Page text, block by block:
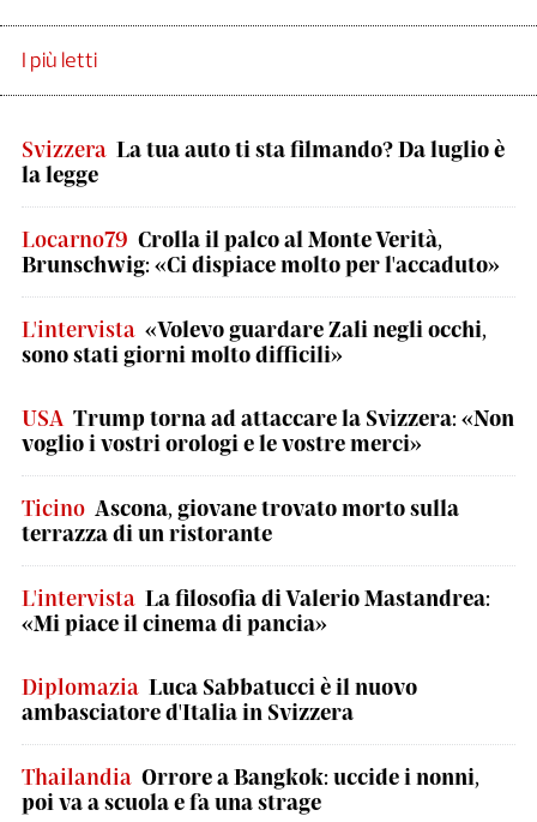
I più letti
Svizzera La tua auto ti sta filmando? Da luglio è
la legge
Locarno79 Crolla il palco al Monte Verità,
Brunschwig: «Ci dispiace molto per l'accaduto»
L'intervista «Volevo guardare Zali negli occhi,
sono stati giorni molto difficili»
USA Trump torna ad attaccare la Svizzera: «Non
voglio i vostri orologi e le vostre merci»
Ticino Ascona, giovane trovato morto sulla
terrazza di un ristorante
L'intervista La filosofia di Valerio Mastandrea:
«Mi piace il cinema di pancia»
Diplomazia Luca Sabbatucci è il nuovo
ambasciatore d'Italia in Svizzera
Thailandia Orrore a Bangkok: uccide i nonni,
poi va a scuola e fa una strage